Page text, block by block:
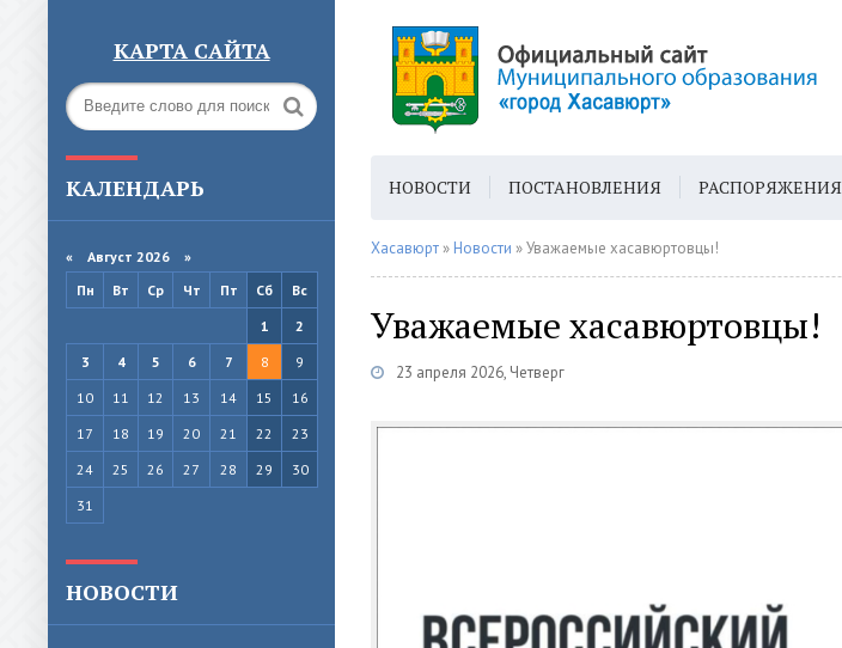
КАРТА САЙТА
КАЛЕНДАРЬ
« Август 2026 »
Пн
Вт Ср Чт Пт Сб
Вс
1
2
3
4 5 6 7 8
9
10
11 12 13 14 15
16
17
18 19 20 21 22
23
24
25 26 27 28 29
30
31
НОВОСТИ
НОВОСТИ ПОСТАНОВЛЕНИЯ РАСПОРЯЖЕНИЯ
ГОРОДСКАЯ СРЕДА ГЕН. ПЛАН
Хасавюрт » Новости » Уважаемые хасавюртовцы!
Уважаемые хасавюртовцы!
23 апреля 2026, Четверг